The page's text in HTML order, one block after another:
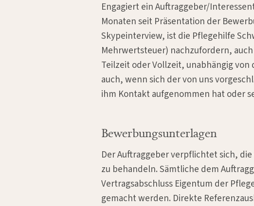
Engagiert ein Auftraggeber/
Monaten seit Präsentation der
Skypeinterview, ist die Pflegehilfe
Mehrwertsteuer) nachzufordern,
Teilzeit oder Vollzeit, unabhängig
auch, wenn sich der von uns
ihm Kontakt aufgenommen hat oder
Bewerbungsunterlagen
Der Auftraggeber verpflichtet sich,
zu behandeln. Sämtliche dem
Vertragsabschluss Eigentum der
gemacht werden. Direkte